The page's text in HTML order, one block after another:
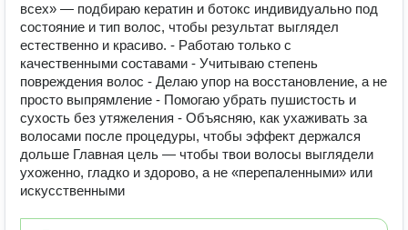
всех» — подбираю кератин и ботокс индивидуально под
состояние и тип волос, чтобы результат выглядел
естественно и красиво. - Работаю только с
качественными составами - Учитываю степень
повреждения волос - Делаю упор на восстановление, а не
просто выпрямление - Помогаю убрать пушистость и
сухость без утяжеления - Объясняю, как ухаживать за
волосами после процедуры, чтобы эффект держался
дольше Главная цель — чтобы твои волосы выглядели
ухоженно, гладко и здорово, а не «перепаленными» или
искусственными